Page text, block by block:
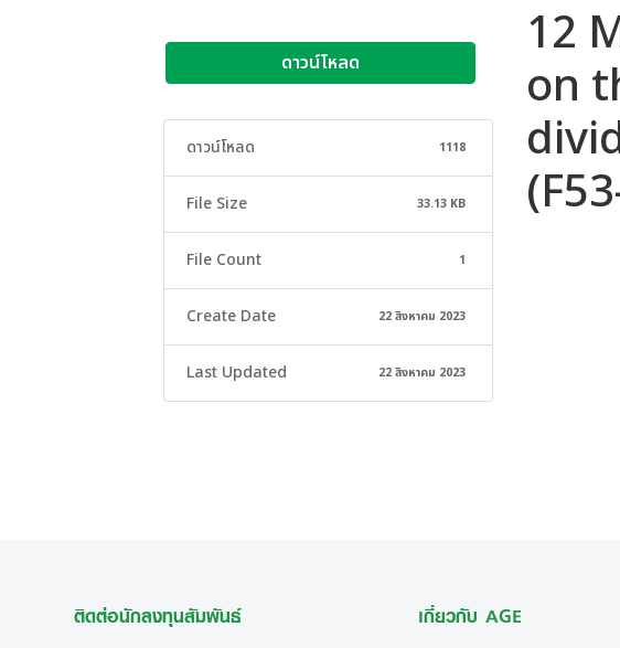
ดาวน์โหลด
ดาวน์โหลด 1118
File Size 33.13 KB
File Count 1
Create Date 22 สิงหาคม 2023
Last Updated 22 สิงหาคม 2023
12
on
ติดต่อนักลงทุนสัมพันธ์ เกี่ยวกับ AGE